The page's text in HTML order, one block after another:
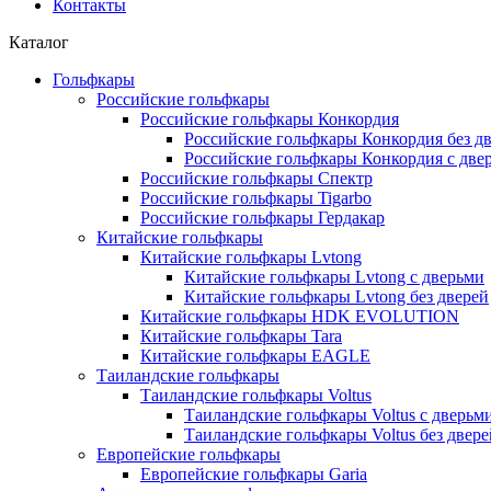
Контакты
Каталог
Гольфкары
Российские гольфкары
Российские гольфкары Конкордия
Российские гольфкары Конкордия без
Российские гольфкары Конкордия с
Российские гольфкары Спектр
Российские гольфкары Tigarbo
Российские гольфкары Гердакар
Китайские гольфкары
Китайские гольфкары Lvtong
Китайские гольфкары Lvtong с дверьми
Китайские гольфкары Lvtong без дверей
Китайские гольфкары HDK EVOLUTION
Китайские гольфкары Tara
Китайские гольфкары EAGLE
Таиландские гольфкары
Таиландские гольфкары Voltus
Таиландские гольфкары Voltus с
Таиландские гольфкары Voltus без
Европейские гольфкары
Европейские гольфкары Garia